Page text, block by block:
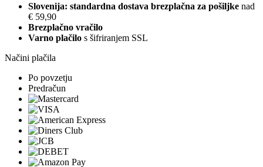
Slovenija: standardna dostava brezplačna za pošiljke nad
€ 59,90
Brezplačno vračilo
Varno plačilo s šifriranjem SSL
Načini plačila
Po povzetju
Predračun